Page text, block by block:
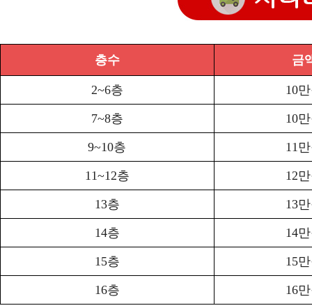
층수 금
2~6층 10
7~8층 10
9~10층 11
11~12층 12
13층 13
14층 14
15층 15
16층 16